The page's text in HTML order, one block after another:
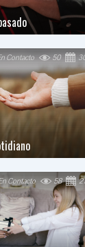
50
Contacto
58
Contacto